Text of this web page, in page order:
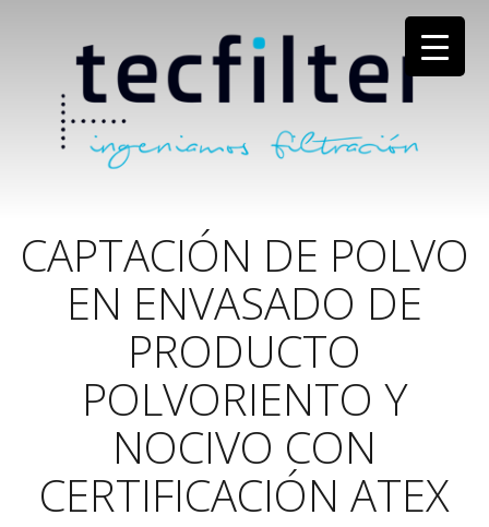
CAPTACIÓN DE POLVO
EN ENVASADO DE
PRODUCTO
POLVORIENTO Y
NOCIVO CON
CERTIFICACIÓN ATEX